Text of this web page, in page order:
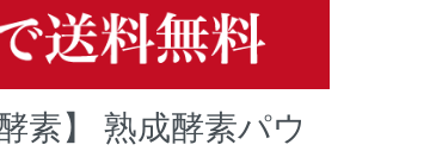
素】 熟成酵素パウ